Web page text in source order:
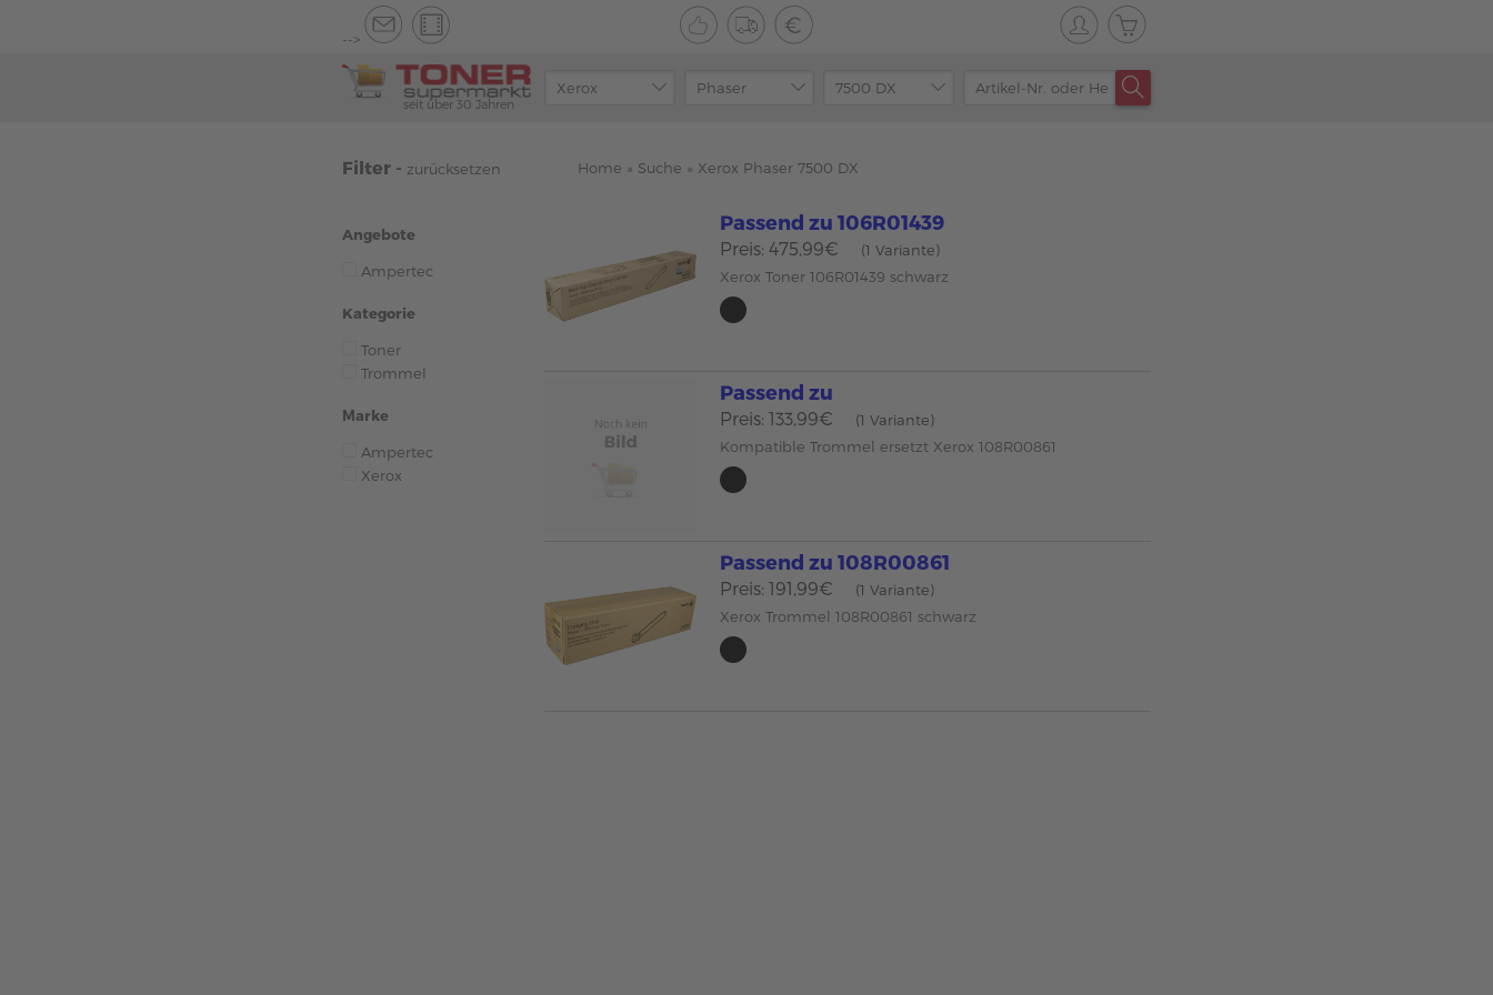
-->
seit über 30 Jahren
Filter - zurücksetzen
Angebote
Ampertec
Kategorie
Toner
Trommel
Marke
Ampertec
Xerox
Home » Suche » Xerox Phaser 7500 DX
Passend zu 106R01439
Preis: 475,99€
(1 Variante)
Xerox Toner 106R01439 schwarz
Passend zu
Preis: 133,99€
(1 Variante)
Kompatible Trommel ersetzt Xerox 108R00861
Passend zu 108R00861
Preis: 191,99€
(1 Variante)
Xerox Trommel 108R00861 schwarz